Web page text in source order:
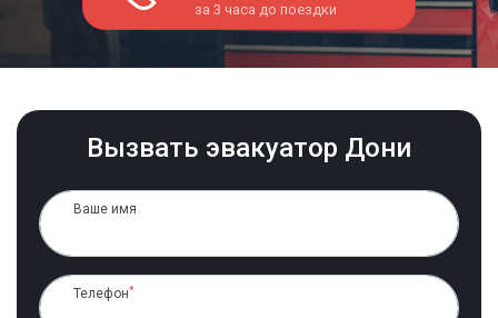
за 3 часа до поездки
Вызвать эвакуатор Дони
Ваше имя
Телефон*